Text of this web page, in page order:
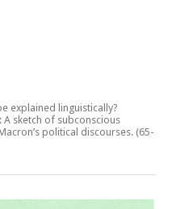
explained linguistically?
sketch of subconscious
political discourses. (65-